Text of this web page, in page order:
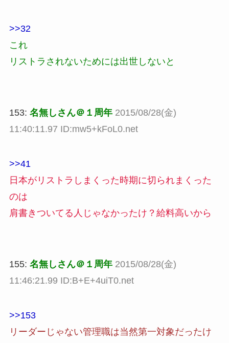
>>32
これ
リストラされないためには出世しないと
153: 名無しさん＠１周年 2015/08/28(金)
11:40:11.97 ID:mw5+kFoL0.net
>>41
日本がリストラしまくった時期に切られまくった
のは
肩書きついてる人じゃなかったけ？給料高いから
155: 名無しさん＠１周年 2015/08/28(金)
11:46:21.99 ID:B+E+4uiT0.net
>>153
リーダーじゃない管理職は当然第一対象だったけ